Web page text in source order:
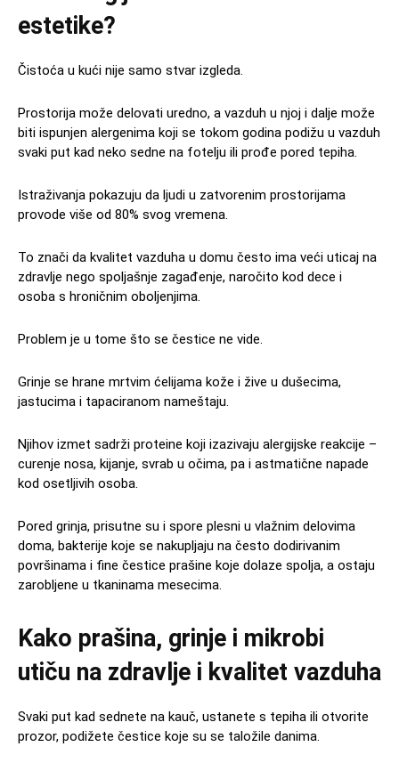
estetike?
Čistoća u kući nije samo stvar izgleda.
Prostorija može delovati uredno, a vazduh u njoj i dalje može
biti ispunjen alergenima koji se tokom godina podižu u vazduh
svaki put kad neko sedne na fotelju ili prođe pored tepiha.
Istraživanja pokazuju da ljudi u zatvorenim prostorijama
provode više od 80% svog vremena.
To znači da kvalitet vazduha u domu često ima veći uticaj na
zdravlje nego spoljašnje zagađenje, naročito kod dece i
osoba s hroničnim oboljenjima.
Problem je u tome što se čestice ne vide.
Grinje se hrane mrtvim ćelijama kože i žive u dušecima,
jastucima i tapaciranom nameštaju.
Njihov izmet sadrži proteine koji izazivaju alergijske reakcije –
curenje nosa, kijanje, svrab u očima, pa i astmatične napade
kod osetljivih osoba.
Pored grinja, prisutne su i spore plesni u vlažnim delovima
doma, bakterije koje se nakupljaju na često dodirivanim
površinama i fine čestice prašine koje dolaze spolja, a ostaju
zarobljene u tkaninama mesecima.
Kako prašina, grinje i mikrobi
utiču na zdravlje i kvalitet vazduha
Svaki put kad sednete na kauč, ustanete s tepiha ili otvorite
prozor, podižete čestice koje su se taložile danima.